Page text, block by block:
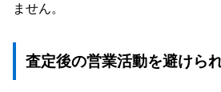
ません。
査定後の営業活動を避けら